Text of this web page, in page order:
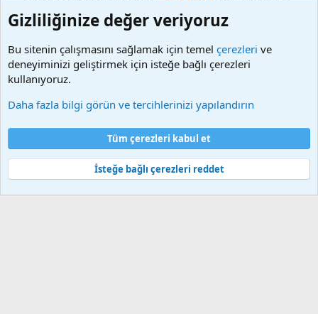
kaldırılacaktır. Sitemizde Bulunan Videolar YouTube,
alınmaktadır. Telif hakları sorumluluğu bu sitelere aittir.
Videoların hiç biri sunucularımızda bulunmamaktadır.
Şartlar ve kurallar Gizlilik politikası
Ana sayfa
Community platform by XenForo® © 2010-2025 XenForo Ltd.
Bu forum XenGenTr © 2014 - 2026 ürünleri ile desteklenmektedir
Gizliliğinize değer veriyoruz
Bu sitenin çalışmasını sağlamak için temel çerezleri ve
deneyiminizi geliştirmek için isteğe bağlı çerezleri
kullanıyoruz.
Daha fazla bilgi görün ve tercihlerinizi yapılandırın
Tüm çerezleri kabul et
İsteğe bağlı çerezleri reddet